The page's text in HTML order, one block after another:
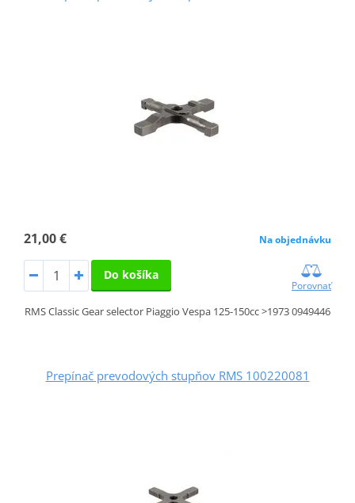
21,00 € Na objednávku
Do košíka
Porovnať
RMS Classic Gear selector Piaggio Vespa 125-150cc >1973 0949446
Prepínač prevodových stupňov RMS 100220081